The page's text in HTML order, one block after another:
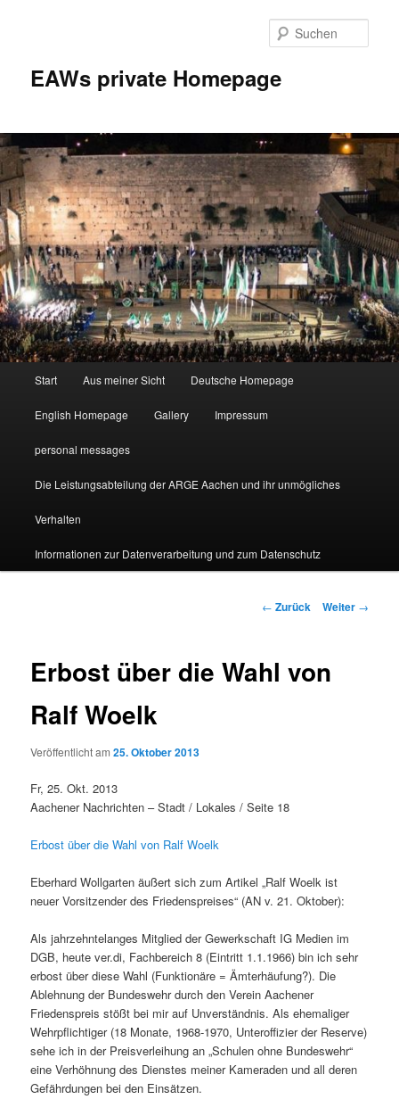
EAWs private Homepage
Start Aus meiner Sicht Deutsche Homepage
English Homepage Gallery Impressum
personal messages
Die Leistungsabteilung der ARGE Aachen und ihr unmögliches
Verhalten
Informationen zur Datenverarbeitung und zum Datenschutz
Beitragsnavigation
← Zurück Weiter →
Erbost über die Wahl von
Ralf Woelk
Veröffentlicht am25. Oktober 2013
Fr, 25. Okt. 2013
Aachener Nachrichten – Stadt / Lokales / Seite 18
Erbost über die Wahl von Ralf Woelk
Eberhard Wollgarten äußert sich zum Artikel „Ralf Woelk ist
neuer Vorsitzender des Friedenspreises“ (AN v. 21. Oktober):
Als jahrzehntelanges Mitglied der Gewerkschaft IG Medien im
DGB, heute ver.di, Fachbereich 8 (Eintritt 1.1.1966) bin ich sehr
erbost über diese Wahl (Funktionäre = Ämterhäufung?). Die
Ablehnung der Bundeswehr durch den Verein Aachener
Friedenspreis stößt bei mir auf Unverständnis. Als ehemaliger
Wehrpflichtiger (18 Monate, 1968-1970, Unteroffizier der Reserve)
sehe ich in der Preisverleihung an „Schulen ohne Bundeswehr“
eine Verhöhnung des Dienstes meiner Kameraden und all deren
Gefährdungen bei den Einsätzen.